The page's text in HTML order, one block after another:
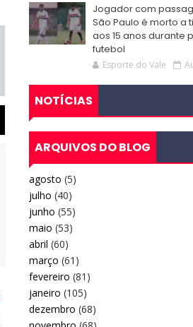
Jogador com
São Paulo é morto a
aos 15 anos durante
futebol
Esporte do Vale
NOTÍCIAS
ARQUIVOS DO BLOG
agosto (5)
julho (40)
junho (55)
maio (53)
abril (60)
março (61)
fevereiro (81)
janeiro (105)
dezembro (68)